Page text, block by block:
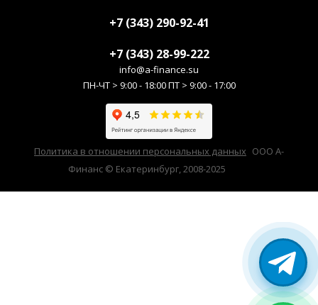
+7 (343) 290-92-41
+7 (343) 28-99-222
info@a-finance.su
ПН-ЧТ > 9:00 - 18:00 ПТ > 9:00 - 17:00
Политика в отношении персональных данных ООО А-
Финанс © Екатеринбург, 2008-2025